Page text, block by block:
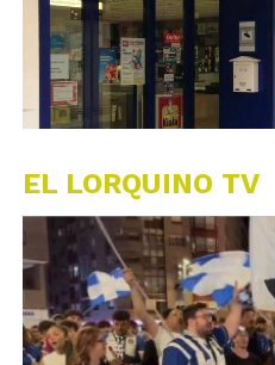
EL LORQUINO TV